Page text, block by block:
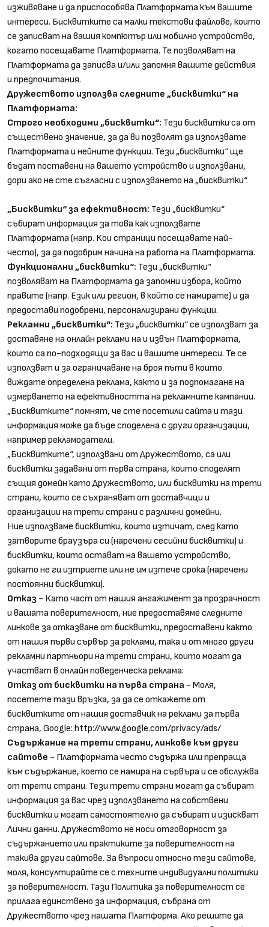
изживяване и да приспособява Платформата към вашите
интереси. Бисквитките са малки текстови файлове, които
се записват на вашия компютър или мобилно устройство,
когато посещавате Платформата. Те позволяват на
Платформата да записва и/или запомня вашите действия
и предпочитания.
Дружеството използва следните „бисквитки“ на
Платформата:
Строго необходими „бисквитки“: Тези бисквитки са от
съществено значение, за да ви позволят да използвате
Платформата и нейните функции. Тези „бисквитки“ ще
бъдат поставени на вашето устройство и използвани,
дори ако не сте съгласни с използването на „бисквитки“.
„Бисквитки“ за ефективност: Тези „бисквитки“
събират информация за това как използвате
Платформата (напр. Кои страници посещавате най-
често), за да подобрим начина на работа на Платформата.
Функционални „бисквитки“: Тези „бисквитки“
позволяват на Платформата да запомни избора, който
правите (напр. Език или регион, в който се намирате) и да
предостави подобрени, персонализирани функции.
Рекламни „бисквитки“: Тези „бисквитки“ се използват за
доставяне на онлайн реклами на и извън Платформата,
които са по-подходящи за вас и вашите интереси. Те се
използват и за ограничаване на броя пъти в които
виждате определена реклама, както и за подпомагане на
измерването на ефективността на рекламните кампании.
„Бисквитките“ помнят, че сте посетили сайта и тази
информация може да бъде споделена с други организации,
например рекламодатели.
„Бисквитките“, използвани от Дружеството, са или
бисквитки задавани от първа страна, които споделят
същия домейн като Дружеството, или бисквитки на трети
страни, които се съхраняват от доставчици и
организации на трети страни с различни домейни.
Ние използваме бисквитки, които изтичат, след като
затворите браузъра си (наречени сесийни бисквитки) и
бисквитки, които остават на вашето устройство,
докато не ги изтриете или не им изтече срока (наречени
постоянни бисквитки).
Отказ - Като част от нашия ангажимент за прозрачност
и вашата поверителност, ние предоставяме следните
линкове за отказване от бисквитки, предоставени както
от нашия първи сървър за реклами, така и от много други
рекламни партньори на трети страни, които могат да
участват в онлайн поведенческа реклама:
Отказ от бисквитки на първа страна - Моля,
посетете тази връзка, за да се откажете от
бисквитките от нашия доставчик на реклами за първа
страна, Google: http://www.google.com/privacy/ads/
Съдържание на трети страни, линкове към други
сайтове - Платформата често съдържа или препраща
към съдържание, което се намира на сървъра и се обслужва
от трети страни. Тези трети страни могат да събират
информация за вас чрез използването на собствени
бисквитки и могат самостоятелно да събират и изискват
Лични данни. Дружеството не носи отговорност за
съдържанието или практиките за поверителност на
такива други сайтове. За въпроси относно тези сайтове,
моля, консултирайте се с техните индивидуални политики
за поверителност. Тази Политика за поверителност се
прилага единствено за информация, събрана от
Дружеството чрез нашата Платформа. Ако решите да